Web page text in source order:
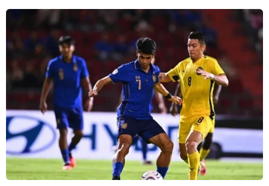
Tình người sẻ chia trong vụ cháy
nhà trọ làm 14 người chết ở Trung Kính
26/05/2024 06:58
Đã hai ngày kể từ vụ cháy thương tâm xảy ra tại căn
nhà số 1, hẻm 31, ngách 98, ngõ 43 phố Trung Kính
(quận Cầu Giấy, Hà Nội). Nhiều người dân đã đến
thăm hỏi, hỗ trợ những gia đình người bị nạn.